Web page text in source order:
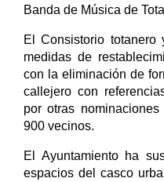
Banda de Música de
El Consistorio
medidas de
con la eliminación de
callejero con
por otras
900 vecinos.
El Ayuntamiento ha
espacios del casco